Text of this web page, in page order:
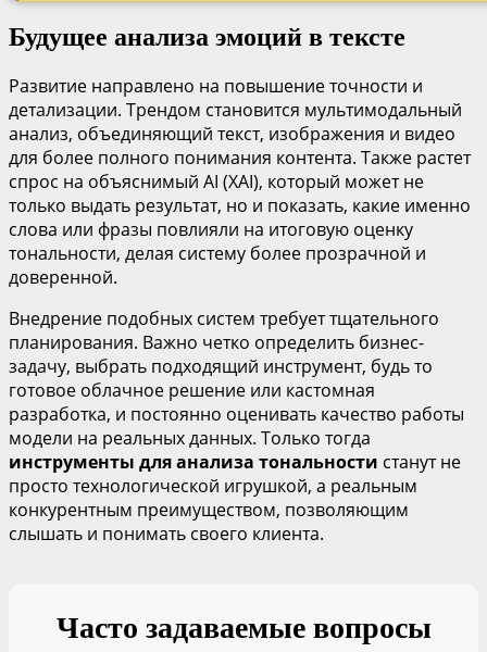
Будущее анализа эмоций в тексте
Развитие направлено на повышение точности и
детализации. Трендом становится мультимодальный
анализ, объединяющий текст, изображения и видео
для более полного понимания контента. Также растет
спрос на объяснимый AI (XAI), который может не
только выдать результат, но и показать, какие именно
слова или фразы повлияли на итоговую оценку
тональности, делая систему более прозрачной и
доверенной.
Внедрение подобных систем требует тщательного
планирования. Важно четко определить бизнес-
задачу, выбрать подходящий инструмент, будь то
готовое облачное решение или кастомная
разработка, и постоянно оценивать качество работы
модели на реальных данных. Только тогда
инструменты для анализа тональности станут не
просто технологической игрушкой, а реальным
конкурентным преимуществом, позволяющим
слышать и понимать своего клиента.
Часто задаваемые вопросы